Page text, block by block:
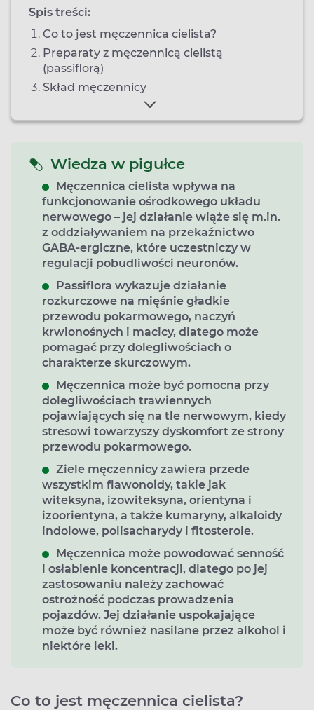
Spis treści:
Co to jest męczennica cielista?
Preparaty z męczennicą cielistą
(passiflorą)
Skład męczennicy
Wiedza w pigułce
Męczennica cielista wpływa na
funkcjonowanie ośrodkowego układu
nerwowego – jej działanie wiąże się m.in.
z oddziaływaniem na przekaźnictwo
GABA-ergiczne, które uczestniczy w
regulacji pobudliwości neuronów.
Passiflora wykazuje działanie
rozkurczowe na mięśnie gładkie
przewodu pokarmowego, naczyń
krwionośnych i macicy, dlatego może
pomagać przy dolegliwościach o
charakterze skurczowym.
Męczennica może być pomocna przy
dolegliwościach trawiennych
pojawiających się na tle nerwowym, kiedy
stresowi towarzyszy dyskomfort ze strony
przewodu pokarmowego.
Ziele męczennicy zawiera przede
wszystkim flawonoidy, takie jak
witeksyna, izowiteksyna, orientyna i
izoorientyna, a także kumaryny, alkaloidy
indolowe, polisacharydy i fitosterole.
Męczennica może powodować senność
i osłabienie koncentracji, dlatego po jej
zastosowaniu należy zachować
ostrożność podczas prowadzenia
pojazdów. Jej działanie uspokajające
może być również nasilane przez alkohol i
niektóre leki.
Co to jest męczennica cielista?